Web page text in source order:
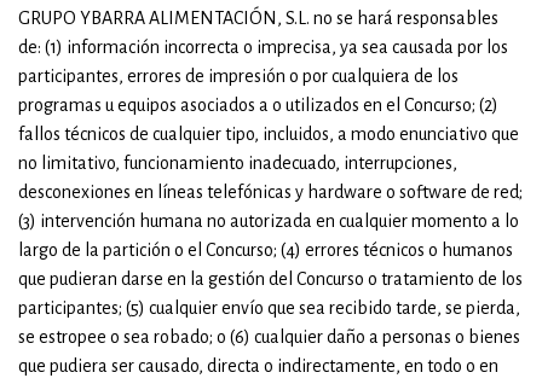
GRUPO YBARRA ALIMENTACIÓN, S.L. no se hará responsables
de: (1) información incorrecta o imprecisa, ya sea causada por los
participantes, errores de impresión o por cualquiera de los
programas u equipos asociados a o utilizados en el Concurso; (2)
fallos técnicos de cualquier tipo, incluidos, a modo enunciativo que
no limitativo, funcionamiento inadecuado, interrupciones,
desconexiones en líneas telefónicas y hardware o software de red;
(3) intervención humana no autorizada en cualquier momento a lo
largo de la partición o el Concurso; (4) errores técnicos o humanos
que pudieran darse en la gestión del Concurso o tratamiento de los
participantes; (5) cualquier envío que sea recibido tarde, se pierda,
se estropee o sea robado; o (6) cualquier daño a personas o bienes
que pudiera ser causado, directa o indirectamente, en todo o en